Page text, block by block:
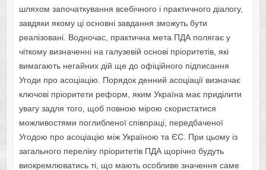
шляхом започаткування всебічного і практичного діалогу,
завдяки якому ці основні завдання зможуть бути
реалізовані. Водночас, практична мета ПДА полягає у
чіткому визначенні на галузевій основі пріоритетів, які
вимагають негайних дій ще до офіційного підписання
Угоди про асоціацію. Порядок денний асоціації визначає
ключові пріоритети реформ, яким Україна має приділити
увагу задля того, щоб повною мірою скористатися
можливостями поглибленої співпраці, передбаченої
Угодою про асоціацію між Україною та ЄС. При цьому із
загального переліку пріоритетів ПДА щорічно будуть
виокремлюватись ті, що мають особливе значення саме